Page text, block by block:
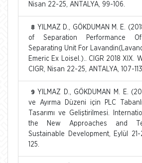
Nisan 22-25, ANTALYA, 99-106.
8 YILMAZ D., GÖKDUMAN M. E.
of Separation Performance
Separating Unit For
Emeric Ex Loisel.).. CIGR 2018 XIX.
CIGR, Nisan 22-25, ANTALYA, 107-113.
9 YILMAZ D., GÖKDUMAN M. E.
ve Ayırma Düzeni için PLC
Tasarımı ve Geliştirilmesi.
the New Approaches and
Sustainable Development, Eylül 21-
125.